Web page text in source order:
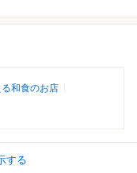
和食のお店
する